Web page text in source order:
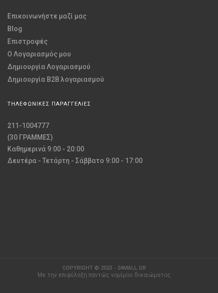
Επικοινωνήστε μαζί μας
Blog
Επιστροφές
O Λογαριασμός μου
Δημιουργία Λογαριασμού
Δημιουργία B2B λογαριασμού
ΤΗΛΕΦΩΝΙΚΕΣ ΠΑΡΑΓΓΕΛΙΕΣ
211-1004777
(30 ΓΡΑΜΜΕΣ)
Καθημερινά 9:00 - 20:00
Δευτέρα - Τετάρτη - Σάββατο 9:00 - 17:00
COPYRIGHT © 2023 - 24MALL.GR
Με την επιφύλαξη παντώς νομίμου δικαιώματος